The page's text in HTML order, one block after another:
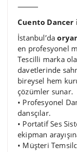
⸻
Cuento Dancer
İstanbul’da
en profesyonel
Tescilli marka
davetlerinde
bireysel hem
çözümler sunar.
• Profesyonel
dansçılar.
• Portatif Ses
ekipman
• Müşteri